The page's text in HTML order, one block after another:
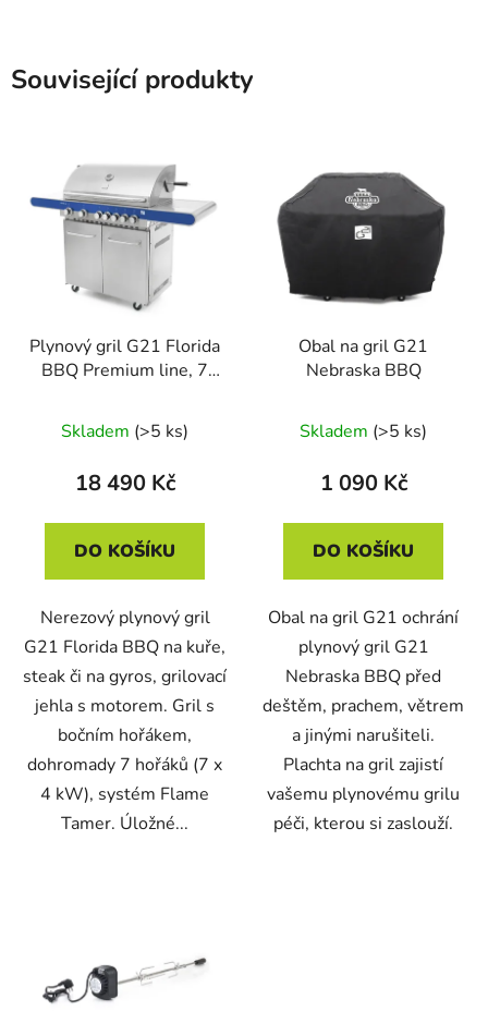
Související produkty
Plynový gril G21 Florida
BBQ Premium line, 7
redukční ventil
Skladem (>5 ks)
18 490 Kč
DO KOŠÍKU
Nerezový plynový gril
G21 Florida BBQ na kuře,
steak či na gyros, grilovací
jehla s motorem. Gril s
bočním hořákem,
dohromady 7 hořáků (7 x
4 kW), systém Flame
Tamer. Úložné...
Obal na gril G21
Nebraska BBQ
Skladem (>5 ks)
1 090 Kč
DO KOŠÍKU
Obal na gril G21 ochrání
plynový gril G21
Nebraska BBQ před
deštěm, prachem, větrem
a jinými narušiteli.
Plachta na gril zajistí
vašemu plynovému grilu
péči, kterou si zaslouží.